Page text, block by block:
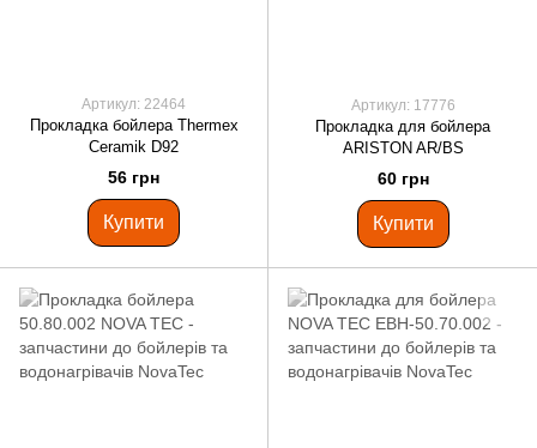
Артикул: 22464
Прокладка бойлера Thermex
Ceramik D92
56 грн
Купити
Артикул: 17776
Прокладка для бойлера
ARISTON AR/BS
60 грн
Купити